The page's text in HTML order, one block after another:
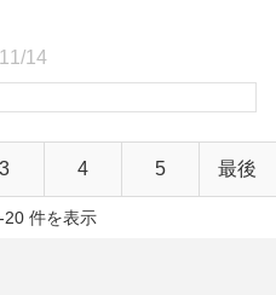
14
3 4 5 最後
件を表示